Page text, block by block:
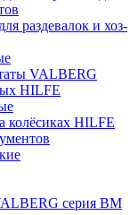
раздевалок и хоз-
VALBERG
HILFE
колёсиках HILFE
серия BM